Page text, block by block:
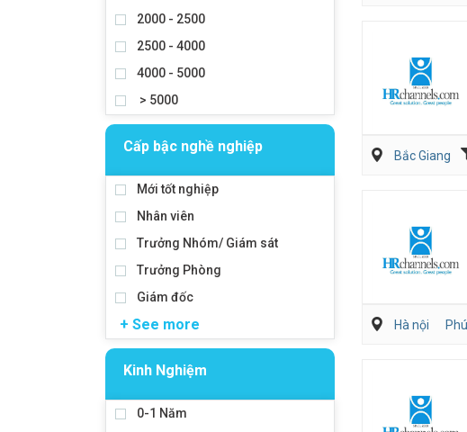
2000 - 2500
2500 - 4000
4000 - 5000
> 5000
Cấp bậc nghề nghiệp
Mới tốt nghiệp
Nhân viên
Trưởng Nhóm/ Giám sát
Trưởng Phòng
Giám đốc
+ See more
Kinh Nghiệm
0-1 Năm
Bắc Giang
Hà nội